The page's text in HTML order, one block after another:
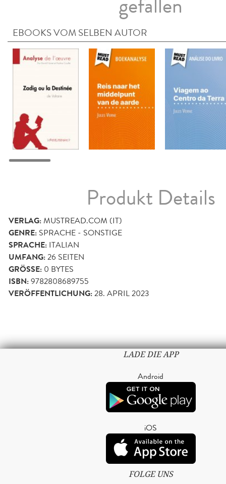
EBOOKS VOM SELBEN AUTOR
Produkt Details
VERLAG:MUSTREAD.COM (IT)
GENRE: SPRACHE - SONSTIGE
SPRACHE: ITALIAN
UMFANG:26 SEITEN
GRÖSSE: 0 BYTES
ISBN:9782808689755
VERÖFFENTLICHUNG:28. APRIL 2023
LADE DIE APP
Android
iOS
FOLGE UNS